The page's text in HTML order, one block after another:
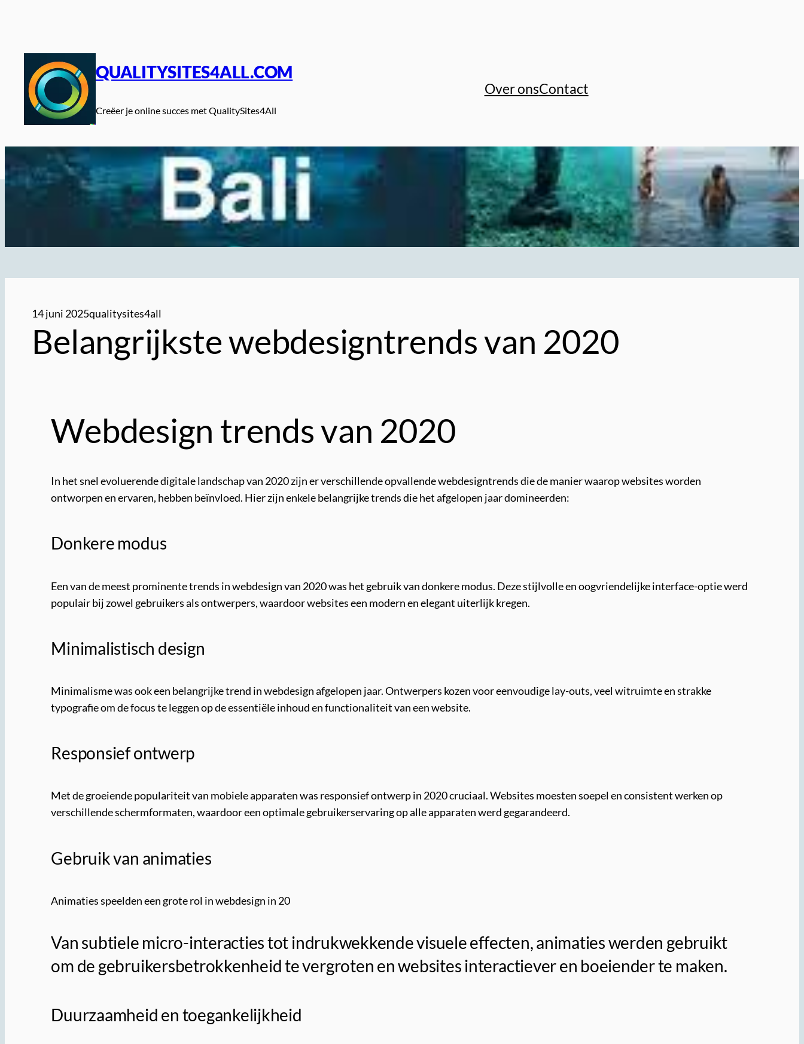
QUALITYSITES4ALL.COM
Creëer je online succes met QualitySites4All
Over onsContact
14 juni 2025qualitysites4all
Belangrijkste webdesigntrends van 2020
Webdesign trends van 2020
In het snel evoluerende digitale landschap van 2020 zijn er verschillende opvallende webdesigntrends die de manier waarop websites worden
ontworpen en ervaren, hebben beïnvloed. Hier zijn enkele belangrijke trends die het afgelopen jaar domineerden:
Donkere modus
Een van de meest prominente trends in webdesign van 2020 was het gebruik van donkere modus. Deze stijlvolle en oogvriendelijke interface-optie werd
populair bij zowel gebruikers als ontwerpers, waardoor websites een modern en elegant uiterlijk kregen.
Minimalistisch design
Minimalisme was ook een belangrijke trend in webdesign afgelopen jaar. Ontwerpers kozen voor eenvoudige lay-outs, veel witruimte en strakke
typografie om de focus te leggen op de essentiële inhoud en functionaliteit van een website.
Responsief ontwerp
Met de groeiende populariteit van mobiele apparaten was responsief ontwerp in 2020 cruciaal. Websites moesten soepel en consistent werken op
verschillende schermformaten, waardoor een optimale gebruikerservaring op alle apparaten werd gegarandeerd.
Gebruik van animaties
Animaties speelden een grote rol in webdesign in 20
Van subtiele micro-interacties tot indrukwekkende visuele effecten, animaties werden gebruikt
om de gebruikersbetrokkenheid te vergroten en websites interactiever en boeiender te maken.
Duurzaamheid en toegankelijkheid